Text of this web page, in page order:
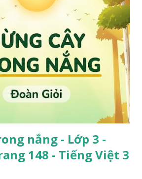
nắng - Lớp 3 -
148 - Tiếng Việt 3